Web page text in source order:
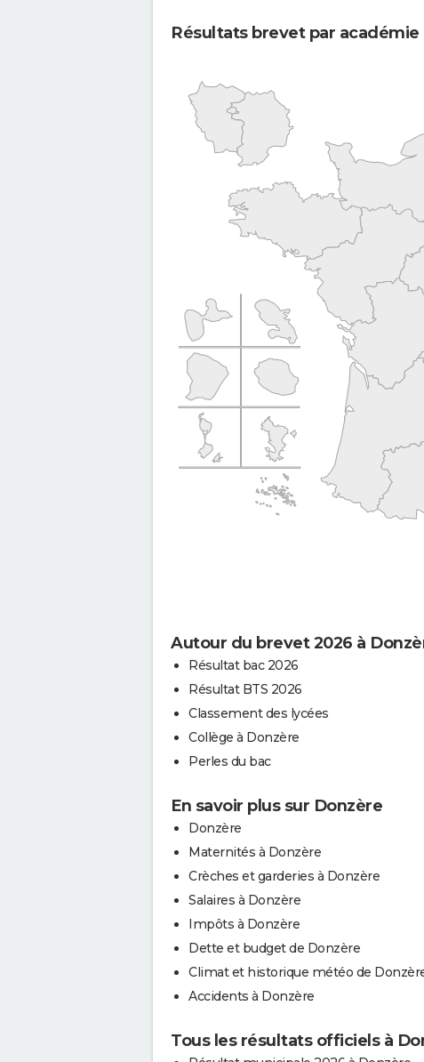
Résultats brevet par académie
Autour du brevet 2026 à
Résultat bac 2026
Résultat BTS 2026
Classement des lycées
Collège à Donzère
Perles du bac
En savoir plus sur Donzère
Donzère
Maternités à Donzère
Crèches et garderies à Donzère
Salaires à Donzère
Impôts à Donzère
Dette et budget de Donzère
Climat et historique météo de
Accidents à Donzère
Tous les résultats officiels à